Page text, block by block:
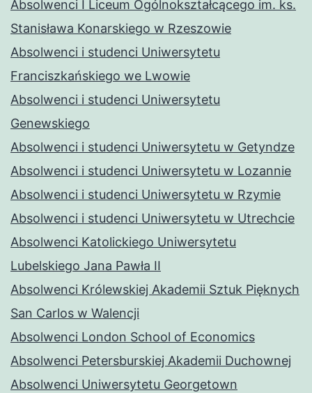
Absolwenci I Liceum Ogólnokształcącego im. ks.
Stanisława Konarskiego w Rzeszowie
Absolwenci i studenci Uniwersytetu
Franciszkańskiego we Lwowie
Absolwenci i studenci Uniwersytetu
Genewskiego
Absolwenci i studenci Uniwersytetu w Getyndze
Absolwenci i studenci Uniwersytetu w Lozannie
Absolwenci i studenci Uniwersytetu w Rzymie
Absolwenci i studenci Uniwersytetu w Utrechcie
Absolwenci Katolickiego Uniwersytetu
Lubelskiego Jana Pawła II
Absolwenci Królewskiej Akademii Sztuk Pięknych
San Carlos w Walencji
Absolwenci London School of Economics
Absolwenci Petersburskiej Akademii Duchownej
Absolwenci Uniwersytetu Georgetown